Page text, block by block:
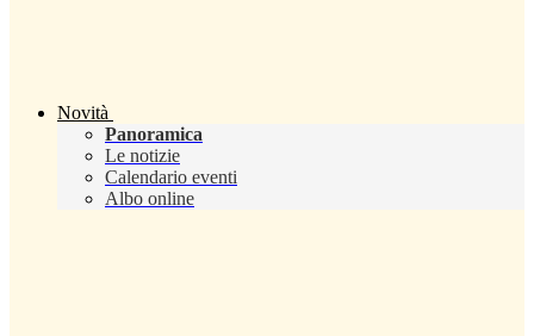
Novità
Panoramica
Le notizie
Calendario eventi
Albo online